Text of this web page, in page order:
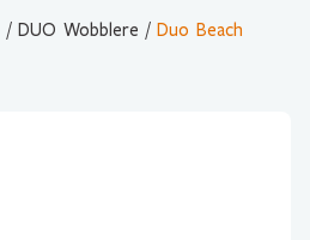
/ DUO Wobblere / Duo Beach